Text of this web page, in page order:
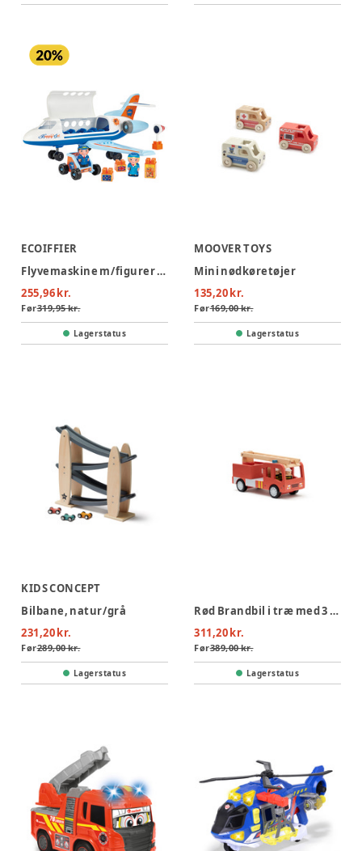
ECOIFFIER
Flyvemaskine m/figurer og tilbehør
255,96 kr.
Før319,95 kr.
Lagerstatus
MOOVER TOYS
Mini nødkøretøjer
135,20 kr.
Før169,00 kr.
Lagerstatus
KIDS CONCEPT
Bilbane, natur/grå
231,20 kr.
Før289,00 kr.
Lagerstatus
Rød Brandbil i træ med 3 brandmænd
311,20 kr.
Før389,00 kr.
Lagerstatus